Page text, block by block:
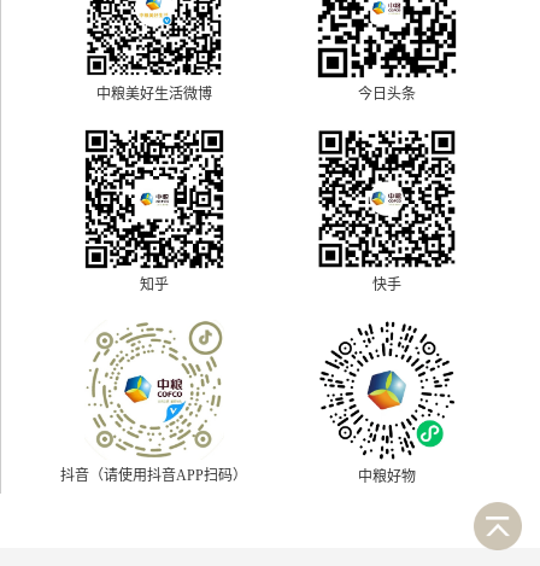
中粮美好生活微博 今日头条
知乎 快手
抖音（请使用抖音APP扫码） 中粮好物